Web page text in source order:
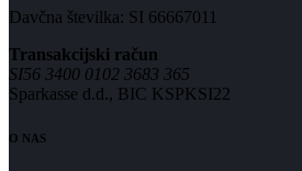
Davčna številka: SI 66667011
Transakcijski račun
SI56 3400 0102 3683 365
Sparkasse d.d., BIC KSPKSI22
O NAS